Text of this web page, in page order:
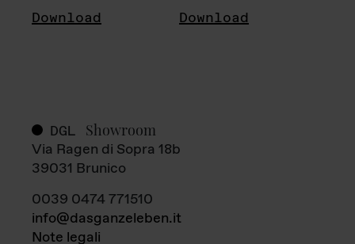
Download Download
DGL Showroom
Via Ragen di Sopra 18b
39031 Brunico
0039 0474 771510
info@dasganzeleben.it
Note legali